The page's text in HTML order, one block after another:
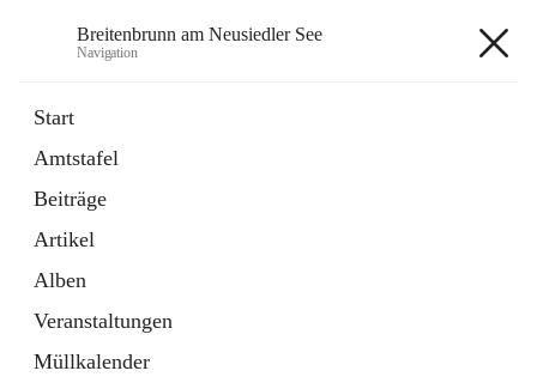
Breitenbrunn am Neusiedler See
Navigation
Start
Amtstafel
Beiträge
Artikel
Alben
Veranstaltungen
Müllkalender
18 Schnellzugriffe
Gemeindeservice